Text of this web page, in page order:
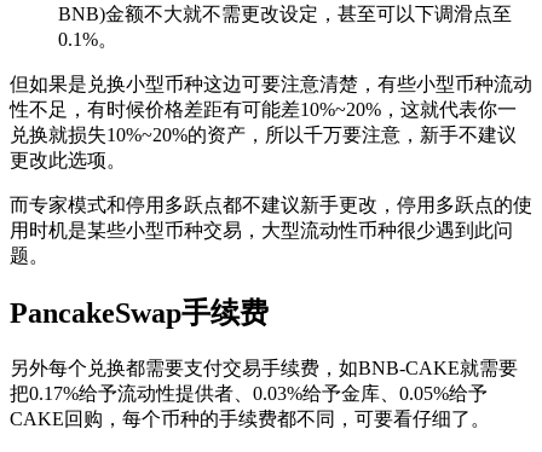
BNB)金额不大就不需更改设定，甚至可以下调滑点至
0.1%。
但如果是兑换小型币种这边可要注意清楚，有些小型币种流动
性不足，有时候价格差距有可能差10%~20%，这就代表你一
兑换就损失10%~20%的资产，所以千万要注意，新手不建议
更改此选项。
而专家模式和停用多跃点都不建议新手更改，停用多跃点的使
用时机是某些小型币种交易，大型流动性币种很少遇到此问
题。
PancakeSwap手续费
另外每个兑换都需要支付交易手续费，如BNB-CAKE就需要
把0.17%给予流动性提供者、0.03%给予金库、0.05%给予
CAKE回购，每个币种的手续费都不同，可要看仔细了。